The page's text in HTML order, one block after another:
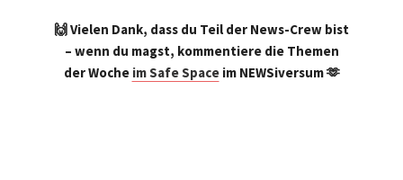
🙌 Vielen Dank, dass du Teil der News-Crew bist
– wenn du magst, kommentiere die Themen
der Woche im Safe Spaceim NEWSiversum 🫶